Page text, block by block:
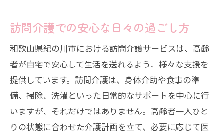
訪問介護での安心な日々の過ごし方
和歌山県紀の川市における訪問介護サービスは、高齢
者が自宅で安心して生活を送れるよう、様々な支援を
提供しています。訪問介護は、身体介助や食事の準
備、掃除、洗濯といった日常的なサポートを中心に行
いますが、それだけではありません。高齢者一人ひと
りの状態に合わせた介護計画を立て、必要に応じて医